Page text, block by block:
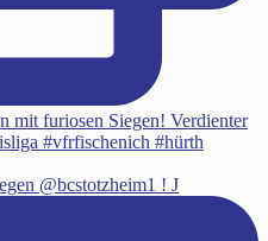
@bcstotzheim1 ! J